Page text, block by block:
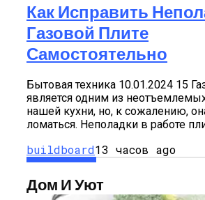
Как Исправить
Газовой Плите
Самостоятельно
Бытовая техника 10.01.2024 15
является одним из
нашей кухни, но, к сожалению,
ломаться. Неполадки в работе
buildboard13 часов ago
Дом И Уют